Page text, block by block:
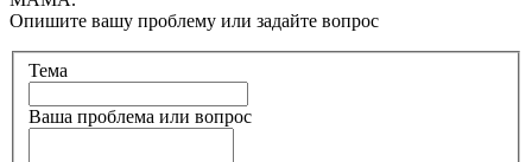
Опишите вашу проблему или задайте вопрос
Тема
Ваша проблема или вопрос